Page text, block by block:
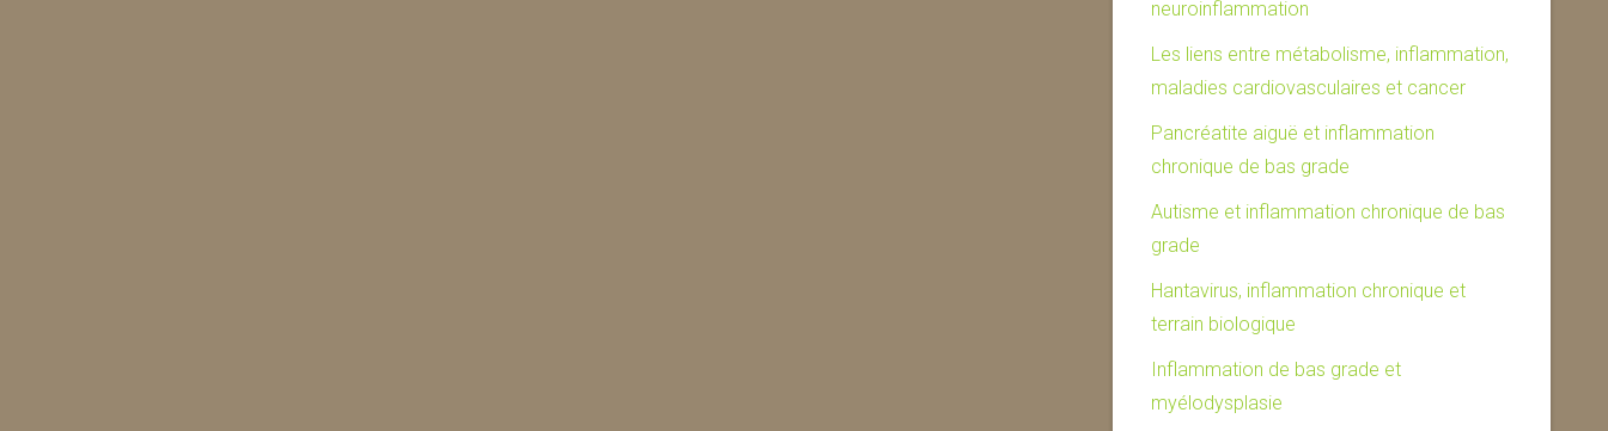
neuroinflammation
Les liens entre métabolisme, inflammation,
maladies cardiovasculaires et cancer
Pancréatite aiguë et inflammation
chronique de bas grade
Autisme et inflammation chronique de bas
grade
Hantavirus, inflammation chronique et
terrain biologique
Inflammation de bas grade et
myélodysplasie